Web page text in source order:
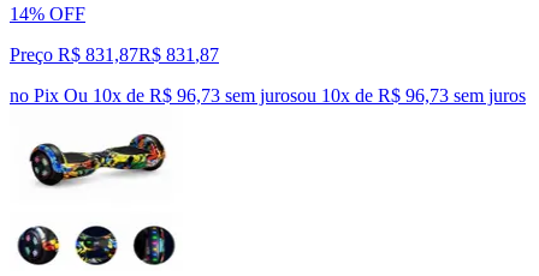
14% OFF
Preço R$ 831,87R$ 831 ,87
no Pix Ou 10x de R$ 96,73 sem jurosou 10x de R$ 96,73 sem juros